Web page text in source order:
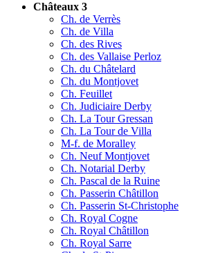
Châteaux 3
Ch. de Verrès
Ch. de Villa
Ch. des Rives
Ch. des Vallaise Perloz
Ch. du Châtelard
Ch. du Montjovet
Ch. Feuillet
Ch. Judiciaire Derby
Ch. La Tour Gressan
Ch. La Tour de Villa
M-f. de Moralley
Ch. Neuf Montjovet
Ch. Notarial Derby
Ch. Pascal de la Ruine
Ch. Passerin Châtillon
Ch. Passerin St-Christophe
Ch. Royal Cogne
Ch. Royal Châtillon
Ch. Royal Sarre